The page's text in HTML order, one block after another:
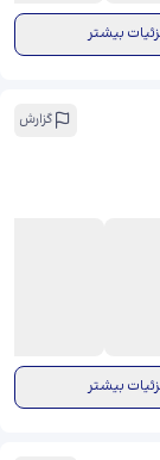
بیشتر
گزارش
بیشتر